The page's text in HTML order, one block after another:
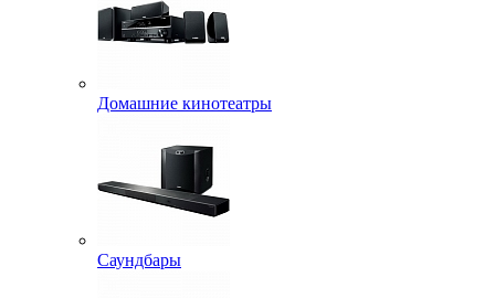
Домашние кинотеатры
Саундбары